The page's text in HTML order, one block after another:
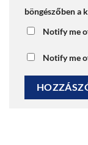
böngészőben a
Notify me
Notify me